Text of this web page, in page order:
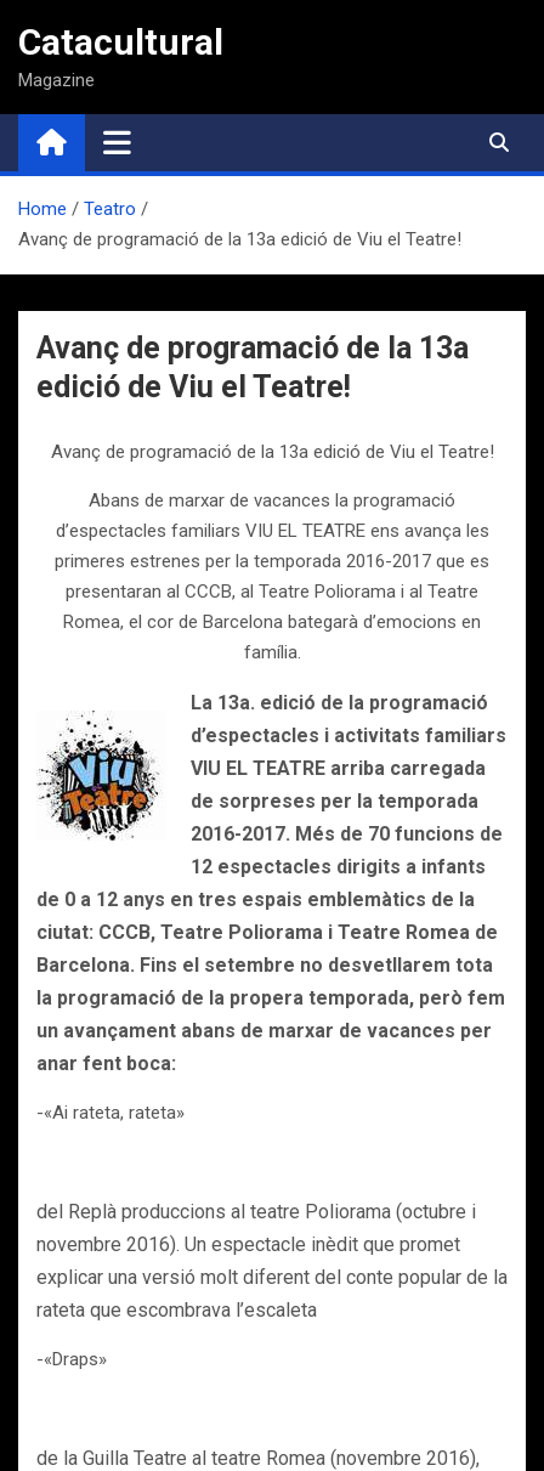
contenido
Catacultural
Magazine
Home
Teatro
Avanç de programació de la 13a edició de Viu el Teatre!
Avanç de programació de la 13a
edició de Viu el Teatre!
Avanç de programació de la 13a edició de Viu el Teatre!
Abans de marxar de vacances la programació
d’espectacles familiars VIU EL TEATRE ens avança les
primeres estrenes per la temporada 2016-2017 que es
presentaran al CCCB, al Teatre Poliorama i al Teatre
Romea, el cor de Barcelona bategarà d’emocions en
família.
La 13a. edició de la programació
d’espectacles i activitats familiars
VIU EL TEATRE arriba carregada
de sorpreses per la temporada
2016-2017. Més de 70 funcions de
12 espectacles dirigits a infants
de 0 a 12 anys en tres espais emblemàtics de la
ciutat: CCCB, Teatre Poliorama i Teatre Romea de
Barcelona. Fins el setembre no desvetllarem tota
la programació de la propera temporada, però fem
un avançament abans de marxar de vacances per
anar fent boca:
-«Ai rateta, rateta»
del Replà produccions al teatre Poliorama (octubre i
novembre 2016). Un espectacle inèdit que promet
explicar una versió molt diferent del conte popular de la
rateta que escombrava l’escaleta
-«Draps»
de la Guilla Teatre al teatre Romea (novembre 2016),